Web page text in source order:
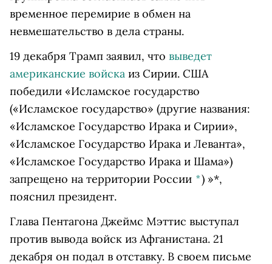
временное перемирие в обмен на
невмешательство в дела страны.
19 декабря Трамп заявил, что выведет
американские войска из Сирии. США
победили «Исламское государство
(«Исламское государство» (другие названия:
«Исламское Государство Ирака и Сирии»,
«Исламское Государство Ирака и Леванта»,
«Исламское Государство Ирака и Шама»)
запрещено на территории России *) »*,
пояснил президент.
Глава Пентагона Джеймс Мэттис выступал
против вывода войск из Афганистана. 21
декабря он подал в отставку. В своем письме